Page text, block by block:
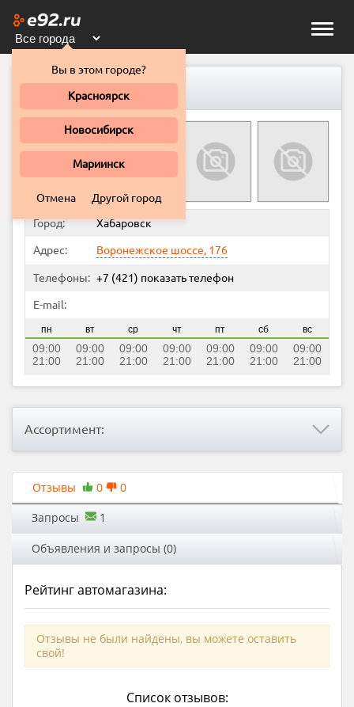
Toggle
Вы в этом городе?
Красноярск
Новосибирск
Мариинск
Отмена Другой город
Яшма, автосервис
Город: Хабаровск
Адрес: Воронежское шоссе, 176
Телефоны: +7 (421) показать телефон
E-mail:
пн вт ср чт пт сб вс
09:00
21:00
09:00
21:00
09:00
21:00
09:00
21:00
09:00
21:00
09:00
21:00
09:00
21:00
Ассортимент:
Отзывы 0 0
Запросы 1
Объявления и запросы (0)
Рейтинг автомагазина:
Отзывы не были найдены, вы можете оставить
свой!
Список отзывов: